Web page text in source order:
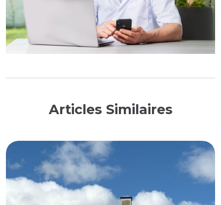
Articles Similaires